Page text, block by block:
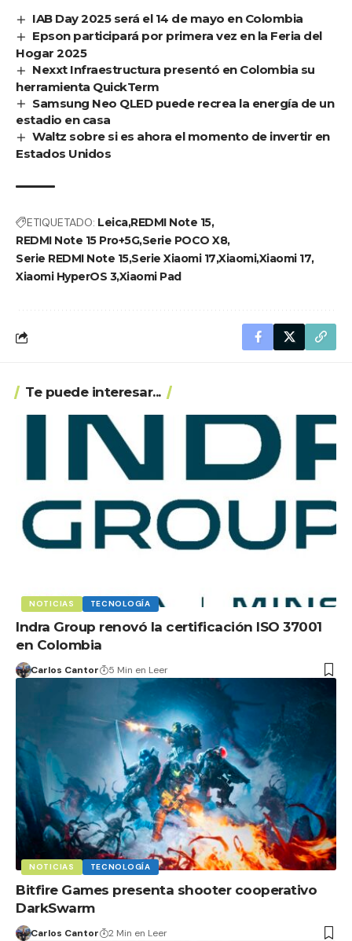
IAB Day 2025 será el 14 de mayo en Colombia
Epson participará por primera vez en la Feria del
Hogar 2025
Nexxt Infraestructura presentó en Colombia su
herramienta QuickTerm
Samsung Neo QLED puede recrea la energía de un
estadio en casa
Waltz sobre si es ahora el momento de invertir en
Estados Unidos
ETIQUETADO: LeicaREDMI Note 15
REDMI Note 15 Pro+5GSerie POCO X8
Serie REDMI Note 15Serie Xiaomi 17 XiaomiXiaomi 17
Xiaomi HyperOS 3Xiaomi Pad
Te puede interesar...
NOTICIAS TECNOLOGÍA
Indra Group renovó la certificación ISO 37001
en Colombia
Carlos Cantor 5 Min en Leer
NOTICIAS TECNOLOGÍA
Bitfire Games presenta shooter cooperativo
DarkSwarm
Carlos Cantor 2 Min en Leer